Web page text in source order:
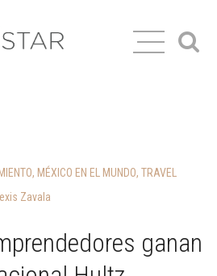
, MÉXICO EN EL MUNDO, TRAVEL
Zavala
ganan